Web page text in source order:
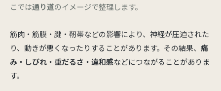
こでは通り道のイメージで整理します。
筋肉・筋膜・腱・靭帯などの影響により、神経が圧迫された
り、動きが悪くなったりすることがあります。その結果、 痛
み・しびれ・重だるさ・違和感などにつながることがありま
す。